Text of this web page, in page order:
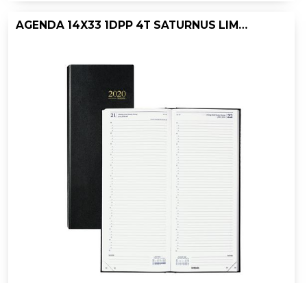
AGENDA 14X33 1DPP 4T SATURNUS LIMA ZWART